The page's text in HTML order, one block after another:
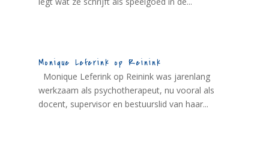
Monique Leferink op Reinink
Monique Leferink op Reinink was jarenlang
werkzaam als psychotherapeut, nu vooral als
docent, supervisor en bestuurslid van haar...